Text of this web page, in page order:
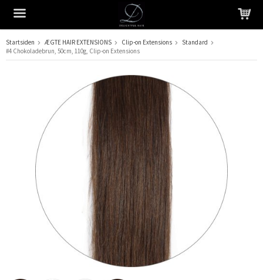
Produktet er blevet tilføjet til din indkøbskurv
Startsiden ÆGTE HAIR EXTENSIONS Clip-on Extensions
Standard
#4 Chokoladebrun, 50cm, 110g, Clip-on Extensions